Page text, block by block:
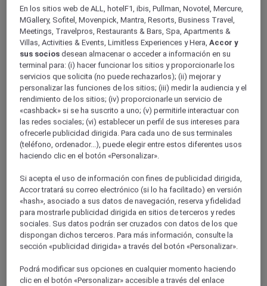
World
Europe
France
Burgundy
SAONE-ET-LOIRE
Chalon Sur Saone
En los sitios web de ALL, hotelF1, ibis, Pullman, Novotel, Mercure,
MGallery, Sofitel, Movenpick, Mantra, Resorts, Business Travel,
Meetings, Travelpros, Restaurants & Bars, Spa, Apartments &
Villas, Activities & Events, Limitless Experiences y Hera,Accor y
sus socios desean almacenar o acceder a información en su
terminal para: (i) hacer funcionar los sitios y proporcionarle los
servicios que solicita (no puede rechazarlos); (ii) mejorar y
personalizar las funciones de los sitios; (iii) medir la audiencia y el
rendimiento de los sitios; (iv) proporcionarle un servicio de
«cashback» si se ha suscrito a uno; (v) permitirle interactuar con
las redes sociales; (vi) establecer un perfil de sus intereses para
ofrecerle publicidad dirigida. Para cada uno de sus terminales
(teléfono, ordenador...), puede elegir entre estos diferentes usos
haciendo clic en el botón «Personalizar».
Si acepta el uso de información con fines de publicidad dirigida,
Accor tratará su correo electrónico (si lo ha facilitado) en versión
«hash», asociado a sus datos de navegación, reserva y fidelidad
para mostrarle publicidad dirigida en sitios de terceros y redes
sociales. Sus datos podrán ser cruzados con datos de los que
dispongan dichos terceros. Para más información, consulte la
sección «publicidad dirigida» a través del botón «Personalizar».
Podrá modificar sus opciones en cualquier momento haciendo
clic en el botón «Personalizar» accesible a través del enlace